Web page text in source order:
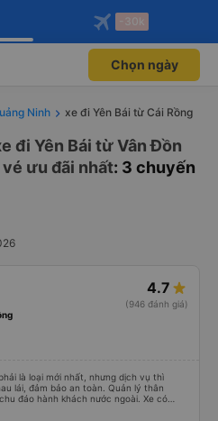
ngay!
viên độc
Mở app
vé máy bay qua
Mở app
-30k
Chọn ngày
Ninh xe đi Yên Bái từ Cái Rồng
đi Yên Bái từ Vân Đồn
ưu đãi nhất: 3 chuyến
4.7
(946 đánh giá)
là loại mới nhất, nhưng dịch vụ thì
lái, đảm bảo an toàn. Quản lý thân
đáo hành khách nước ngoài. Xe có
thường xuyên ở các khu vực nghỉ ngơi.